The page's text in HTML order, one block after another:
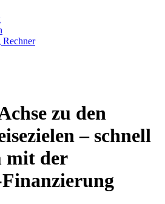
zu den
– schnell
mit der